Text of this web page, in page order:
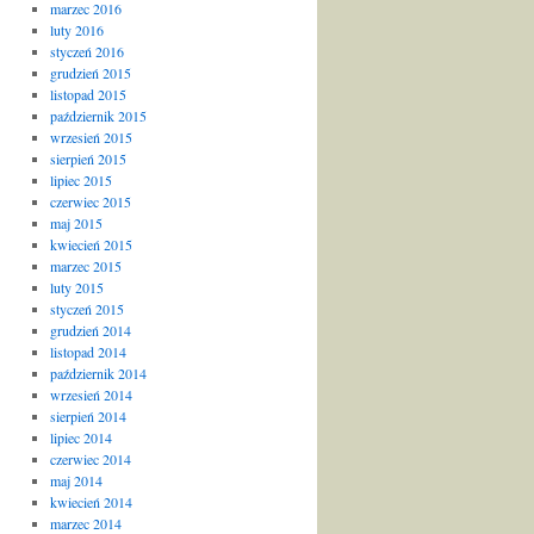
marzec 2016
luty 2016
styczeń 2016
grudzień 2015
listopad 2015
październik 2015
wrzesień 2015
sierpień 2015
lipiec 2015
czerwiec 2015
maj 2015
kwiecień 2015
marzec 2015
luty 2015
styczeń 2015
grudzień 2014
listopad 2014
październik 2014
wrzesień 2014
sierpień 2014
lipiec 2014
czerwiec 2014
maj 2014
kwiecień 2014
marzec 2014